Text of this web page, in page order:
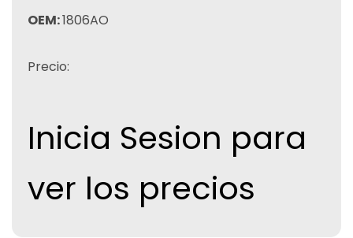
OEM:1806AO
Precio:
Inicia Sesion para
ver los precios